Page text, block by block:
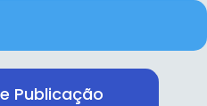
Publicação